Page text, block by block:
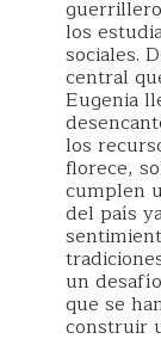
los
sociales.
central
Eugenia
los
florece,
cumplen
del país
un
que se
construir